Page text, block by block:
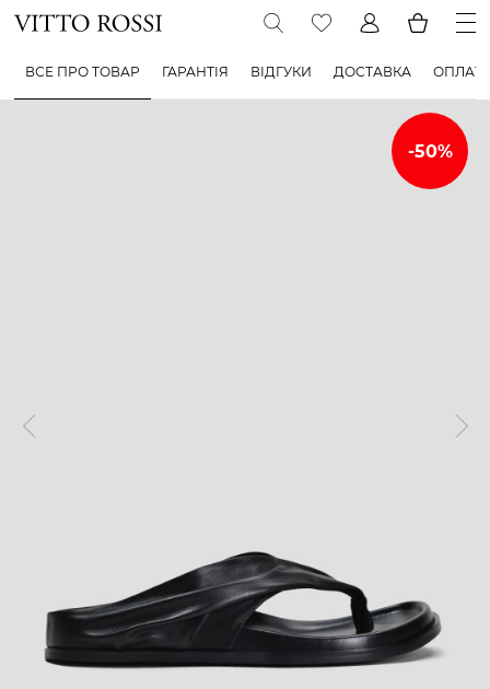
ВСЕ ПРО ТОВАР ГАРАНТІЯ ВІДГУКИ ДОСТАВКА